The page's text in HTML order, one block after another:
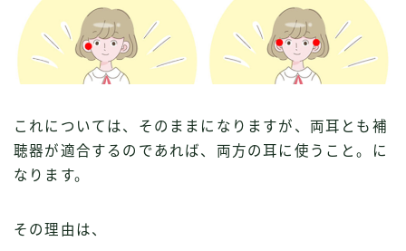
これについては、そのままになりますが、両耳とも補
聴器が適合するのであれば、両方の耳に使うこと。に
なります。
その理由は、